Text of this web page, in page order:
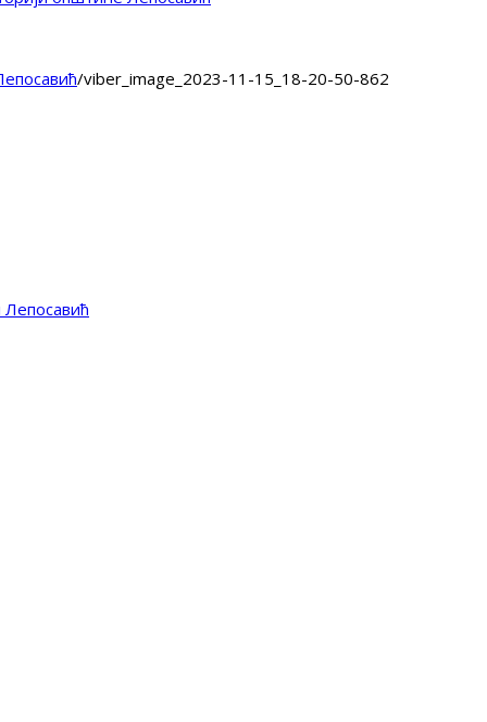
/viber_image_2023-11-15_18-20-50-862